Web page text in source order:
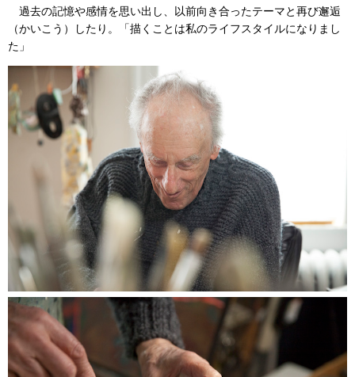
過去の記憶や感情を思い出し、以前向き合ったテーマと再び邂逅
（かいこう）したり。「描くことは私のライフスタイルになりまし
た」